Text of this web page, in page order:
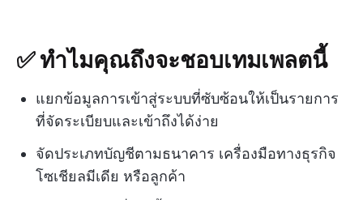
✅ ทำไมคุณถึงจะชอบเทมเพลตนี้
แยกข้อมูลการเข้าสู่ระบบที่ซับซ้อนให้เป็นรายการ
ที่จัดระเบียบและเข้าถึงได้ง่าย
จัดประเภทบัญชีตามธนาคาร เครื่องมือทางธุรกิจ
โซเชียลมีเดีย หรือลูกค้า